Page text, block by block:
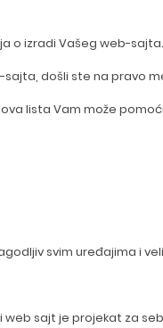
o izradi Vašeg web-sajta.
došli ste na pravo
lista Vam može
svim uređajima i
sajt je projekat za